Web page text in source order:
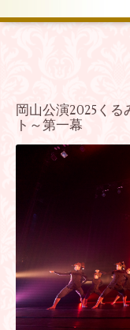
岡山公演2025く
ト～第一幕